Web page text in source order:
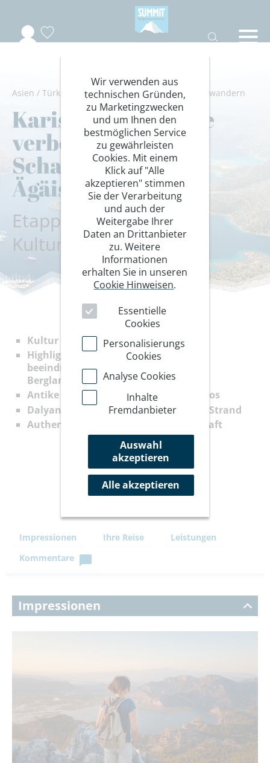
Asien / Türkei Lykien/Wandern/Trekking Weitwandern
Karischer Weg – die
verborgene
Schatzkammer der
Ägäis
Etappen-Highlights mit
Kultur und Genuss
Kultur und Wandern an der Ägäis
Highlights des Karischen Wegs in
beeindruckenden Küsten- und
Berglandschaften
Antike Städte Kedrai, Kaunos und Amos
Dalyan-Bucht: Bootsfahrt zum Iztuzo Strand
Authentische Dörfer & Gastfreundschaft
Impressionen Ihre Reise
Leistungen
Kommentare
Impressionen
Wir verwenden aus
technischen Gründen,
zu Marketingzwecken
und um Ihnen den
bestmöglichen Service
zu gewährleisten
Cookies. Mit einem
Klick auf "Alle
akzeptieren" stimmen
Sie der Verarbeitung
und auch der
Weitergabe Ihrer
Daten an Drittanbieter
zu. Weitere
Informationen
erhalten Sie in unseren
Cookie Hinweisen.
Essentielle
Cookies
Personalisierungs
Cookies
Analyse Cookies
Inhalte
Fremdanbieter
Auswahl
akzeptieren
Alle akzeptieren